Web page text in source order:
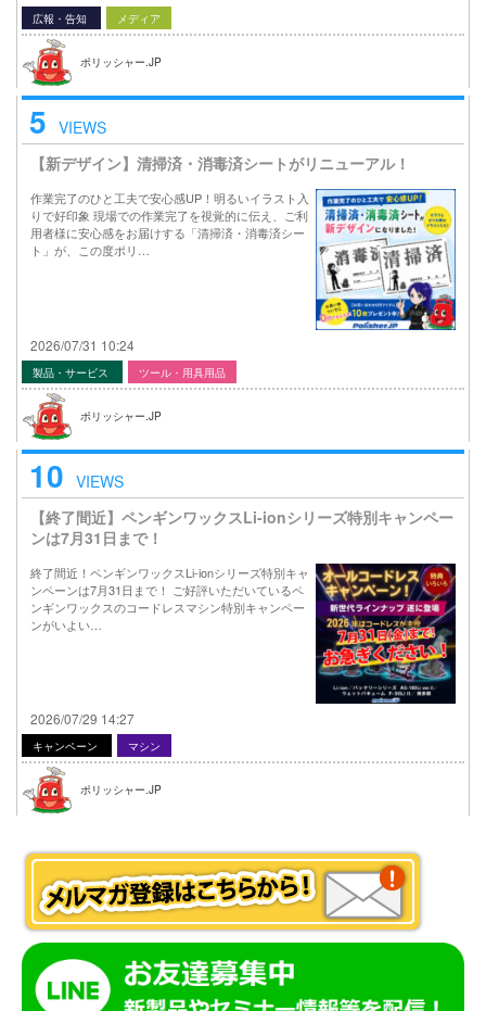
広報・告知 メディア
ポリッシャー.JP
5 VIEWS
【新デザイン】清掃済・消毒済シートがリニューアル！
作業完了のひと工夫で安心感UP！明るいイラスト入
りで好印象 現場での作業完了を視覚的に伝え、ご利
用者様に安心感をお届けする「清掃済・消毒済シー
ト」が、この度ポリ…
2026/07/31 10:24
製品・サービス ツール・用具用品
ポリッシャー.JP
10 VIEWS
【終了間近】ペンギンワックスLi-ionシリーズ特別キャンペー
ンは7月31日まで！
終了間近！ペンギンワックスLi-ionシリーズ特別キャ
ンペーンは7月31日まで！ ご好評いただいているペ
ンギンワックスのコードレスマシン特別キャンペー
ンがいよい…
2026/07/29 14:27
キャンペーン マシン
ポリッシャー.JP